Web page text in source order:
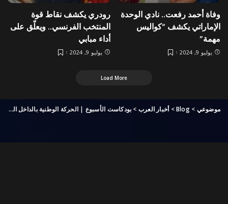
وفاة أحمد رفعت.. نادي الوحدة
الإماراتي يكشف “كواليس
مهمة”
يوليو 9, 2024
رودري يكشف نقاط قوة
المنتخب الفرنسي.. ويعلّق على
أداء مبابي
يوليو 9, 2024
Load More
موضوعي >
Blog
>أخبار العرب > بودكاست الأسبوع | الحركة الوطنية بالداخل الفلسطيني وتحولات المشروع الصهيوني